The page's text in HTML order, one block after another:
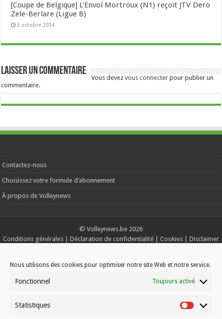
Nous utilisons des cookies pour optimiser notre site Web et notre service.
Fonctionnel Toujours activé
Statistiques
[Coupe de Belgique] L’Envol Mortroux (N1) reçoit JTV Dero
Zele-Berlare (Ligue B)
3 octobre 2014
Laisser un commentaire
Vous devezvous connecter pour publier un
commentaire.
Contactez-nous
Choisissez votre formule d’abonnement
À propos de Volleynews
© Volleynews.be 2026
Conditions générales
Déclaration de confidentialité Cookies Disclaimer
Français Nederlands